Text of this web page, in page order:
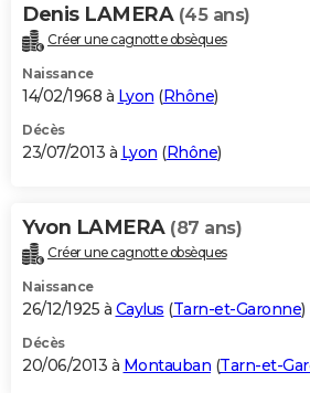
Denis LAMERA (45 ans)
Créer une cagnotte obsèques
Naissance
14/02/1968 à Lyon (Rhône)
Décès
23/07/2013 à Lyon (Rhône)
Yvon LAMERA (87 ans)
Créer une cagnotte obsèques
Naissance
26/12/1925 à Caylus (Tarn-et-Garonne)
Décès
20/06/2013 à Montauban (Tarn-et-